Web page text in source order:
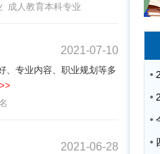
成人教育本科专业
2021-07-10
、专业内容、职业规划等多
2021-06-28